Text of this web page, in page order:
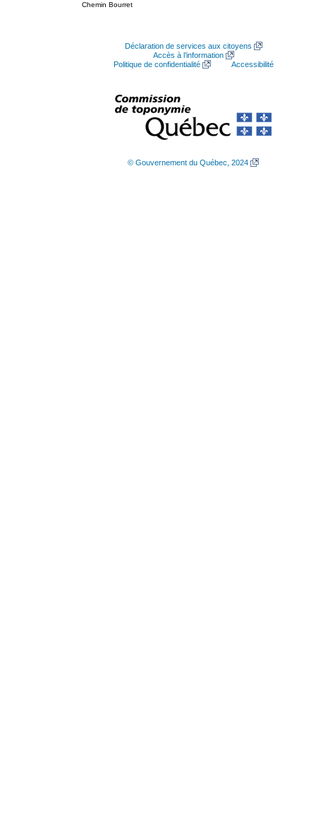
Chemin Bourret
Déclaration de services aux citoyens
Accès à l’information
Politique de confidentialité
Accessibilité
© Gouvernement du Québec, 2024